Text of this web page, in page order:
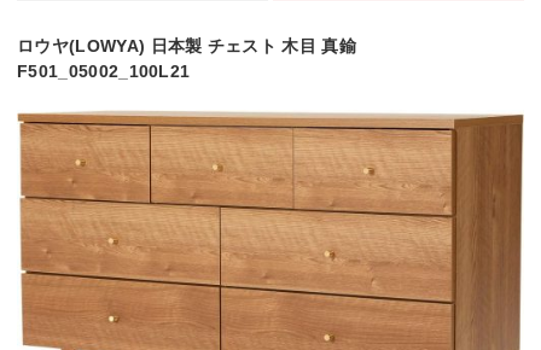
ロウヤ(LOWYA) 日本製 チェスト 木目 真鍮
F501_05002_100L21